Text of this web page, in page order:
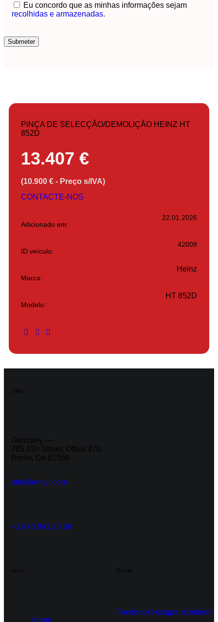
Eu concordo que as minhas informações sejam
recolhidas e armazenadas.
PiNÇA DE SELECÇÃO/DEMOLIÇÃO HEINZ HT
852D
13.407 €
(10.900 € - Preço s/IVA)
CONTACTE-NOS
Adicionado em:
22.01.2026
ID veículo:
42009
Marca:
Heinz
Modelo:
HT 852D
Office
Germany —
785 15h Street, Office 478,
Berlin, De 81566
info@email.com
+1 840 841 25 69
Links
Home
Socials
Facebook InstagramLinkedin